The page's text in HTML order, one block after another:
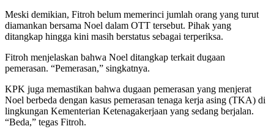
Meski demikian, Fitroh belum memerinci jumlah orang yang turut
diamankan bersama Noel dalam OTT tersebut. Pihak yang
ditangkap hingga kini masih berstatus sebagai terperiksa.
Fitroh menjelaskan bahwa Noel ditangkap terkait dugaan
pemerasan. “Pemerasan,” singkatnya.
KPK juga memastikan bahwa dugaan pemerasan yang menjerat
Noel berbeda dengan kasus pemerasan tenaga kerja asing (TKA) di
lingkungan Kementerian Ketenagakerjaan yang sedang berjalan.
“Beda,” tegas Fitroh.